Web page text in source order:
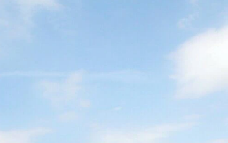
Versandarten